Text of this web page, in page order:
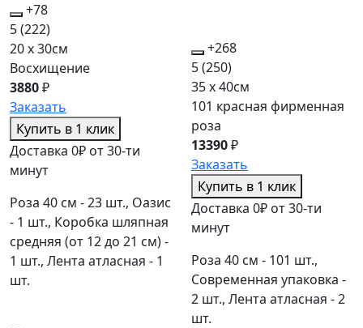
+78
5(222)
20 x 30см
Восхищение
3880₽
Заказать
Купить в 1 клик
Доставка 0₽ от 30-ти
минут
Роза 40 см - 23 шт., Оазис
- 1 шт., Коробка шляпная
средняя (от 12 до 21 см) -
1 шт., Лента атласная - 1
шт.
+268
5(250)
35 x 40см
101 красная фирменная
роза
13390₽
Заказать
Купить в 1 клик
Доставка 0₽ от 30-ти
минут
Роза 40 см - 101 шт.,
Современная упаковка -
2 шт., Лента атласная - 2
шт.